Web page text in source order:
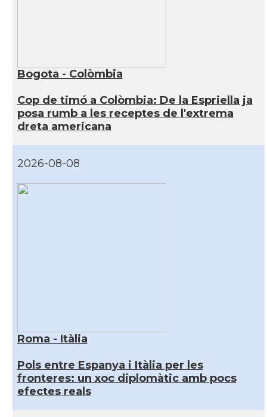
Bogota - Colòmbia
Cop de timó a Colòmbia: De la Espriella ja
posa rumb a les receptes de l'extrema
dreta americana
2026-08-08
Roma - Itàlia
Pols entre Espanya i Itàlia per les
fronteres: un xoc diplomàtic amb pocs
efectes reals